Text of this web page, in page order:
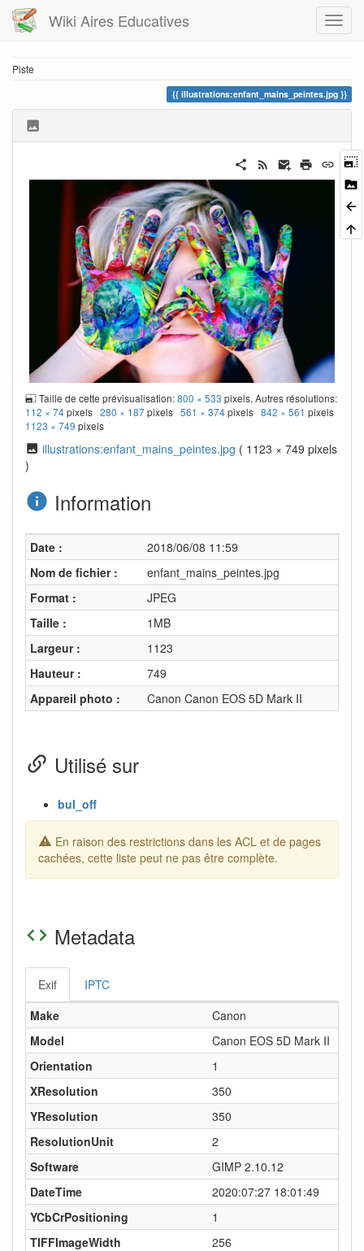
Wiki Aires Educatives
Piste
illustrations:enfant_mains_peintes.jpg
Taille de cette prévisualisation:800 × 533 pixels. Autres résolutions:
112 × 74pixels 280 × 187pixels 561 × 374pixels 842 × 561 pixels
1123 × 749 pixels
illustrations:enfant_mains_peintes.jpg ( 1123 × 749 pixels
)
Information
Date :
2018/06/08 11:59
Nom de fichier :
enfant_mains_peintes.jpg
Format :
JPEG
Taille :
1MB
Largeur :
1123
Hauteur :
749
Appareil photo :
Canon Canon EOS 5D Mark II
Utilisé sur
bul_off
En raison des restrictions dans les ACL et de pages
cachées, cette liste peut ne pas être complète.
Metadata
Exif
IPTC
Make
Canon
Model
Canon EOS 5D Mark II
Orientation
1
XResolution
350
YResolution
350
ResolutionUnit
2
Software
GIMP 2.10.12
DateTime
2020:07:27 18:01:49
YCbCrPositioning
1
TIFFImageWidth
256